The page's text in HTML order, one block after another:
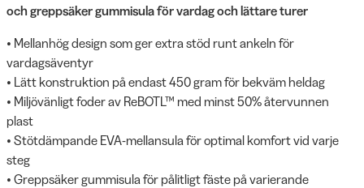
och greppsäker gummisula för vardag och lättare turer
• Mellanhög design som ger extra stöd runt ankeln för
vardagsäventyr
• Lätt konstruktion på endast 450 gram för bekväm heldag
• Miljövänligt foder av ReBOTL™ med minst 50% återvunnen
plast
• Stötdämpande EVA-mellansula för optimal komfort vid varje
steg
• Greppsäker gummisula för pålitligt fäste på varierande